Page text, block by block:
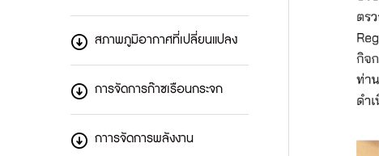
สภาพภูมิอากาศที่เปลี่ยนแปลง
การจัดการก๊าซเรือนกระจก
กาารจัดการพลังงาน